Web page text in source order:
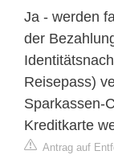
Ja - werden
der
Reisepass)
Sparkassen-
Kreditkarte
Antrag auf